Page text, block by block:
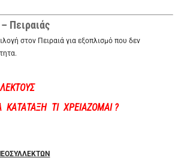
Πειραιάς
στον Πειραιά για εξοπλισμό που δεν
ΤΙ ΧΡΕΙΑΖΟΜΑΙ ?